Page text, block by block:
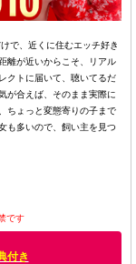
で、近くに住むエッチ好き
離が近いからこそ、リアル
クトに届いて、聴いてるだ
が合えば、そのまま実際に
ちょっと変態寄りの子まで
も多いので、飼い主を見つ
です
付き